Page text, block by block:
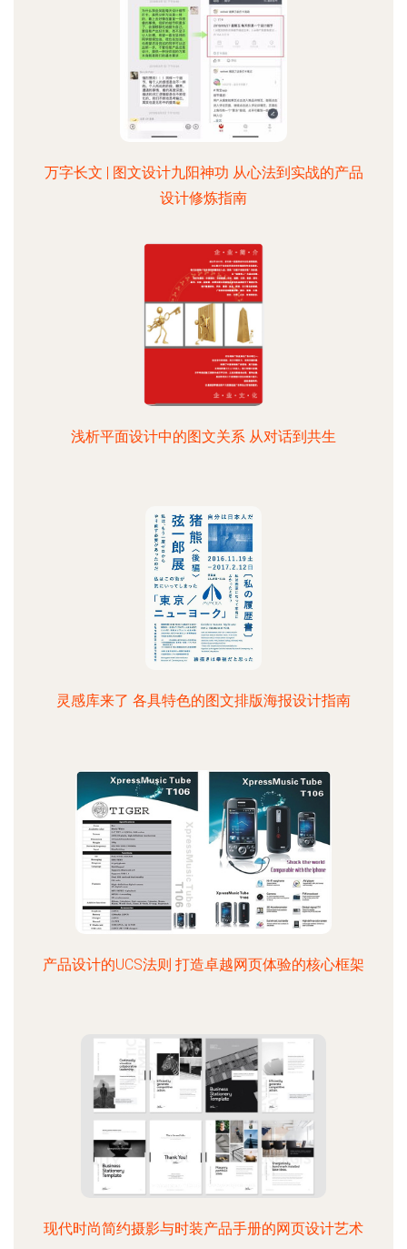
万字长文 | 图文设计九阳神功 从心法到实战的产品
设计修炼指南
浅析平面设计中的图文关系 从对话到共生
灵感库来了 各具特色的图文排版海报设计指南
产品设计的UCS法则 打造卓越网页体验的核心框架
现代时尚简约摄影与时装产品手册的网页设计艺术